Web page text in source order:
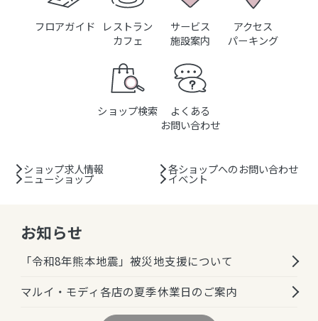
フロアガイド
アクセス
パーキング
レストラン
カフェ
ショップ検索
サービス
施設案内
よくある
お問い合わせ
ショップ求人情報 各ショップへのお問い合わせ
ニューショップ イベント
お知らせ
「令和8年熊本地震」被災地支援について
マルイ・モディ各店の夏季休業日のご案内